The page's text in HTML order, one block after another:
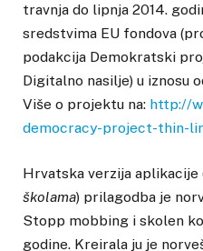
travnja do lipnja 2014.
sredstvima EU fondova
podakcija Demokratski
Digitalno nasilje) u iznosu
Više o projektu na: http://
democracy-project-thin-
Hrvatska verzija aplikacije
školama) prilagodba je
Stopp mobbing i skolen
godine. Kreirala ju je